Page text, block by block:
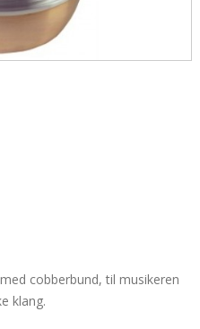
cobberbund, til musikeren
klang.